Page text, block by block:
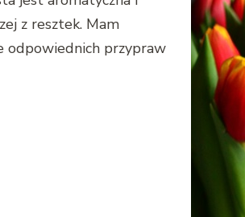
z resztek. Mam
odpowiednich przypraw